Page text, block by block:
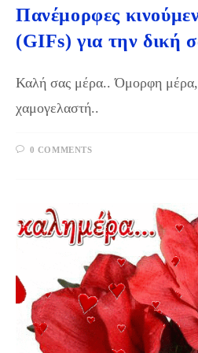
Πανέμορφες
(GIFs) για την δική
Καλή σας μέρα.. Όμορφη μέρα,
χαμογελαστή..
0 COMMENTS